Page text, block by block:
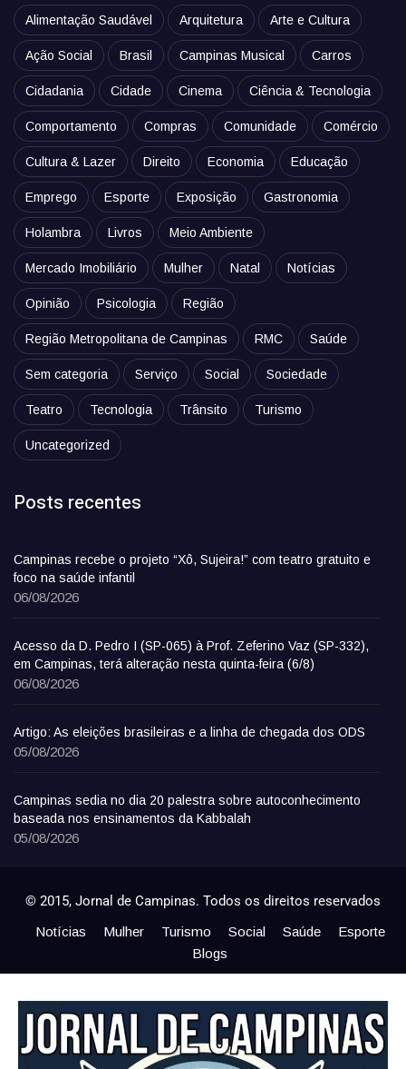
Alimentação Saudável Arquitetura Arte e Cultura
Ação Social Brasil Campinas Musical Carros
Cidadania Cidade Cinema Ciência & Tecnologia
Comportamento Compras Comunidade Comércio
Cultura & Lazer Direito Economia Educação
Emprego Esporte Exposição Gastronomia
Holambra Livros Meio Ambiente
Mercado Imobiliário Mulher Natal Notícias
Opinião Psicologia Região
Região Metropolitana de Campinas RMC Saúde
Sem categoria Serviço Social Sociedade
Teatro Tecnologia Trânsito Turismo
Uncategorized
Posts recentes
Campinas recebe o projeto “Xô, Sujeira!” com teatro gratuito e
foco na saúde infantil
06/08/2026
Acesso da D. Pedro I (SP-065) à Prof. Zeferino Vaz (SP-332),
em Campinas, terá alteração nesta quinta-feira (6/8)
06/08/2026
Artigo: As eleições brasileiras e a linha de chegada dos ODS
05/08/2026
Campinas sedia no dia 20 palestra sobre autoconhecimento
baseada nos ensinamentos da Kabbalah
05/08/2026
© 2015, Jornal de Campinas. Todos os direitos reservados
Notícias Mulher Turismo Social Saúde
Esporte
Blogs